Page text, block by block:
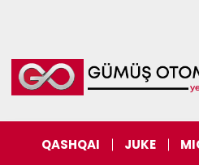
QASHQAI JUKE